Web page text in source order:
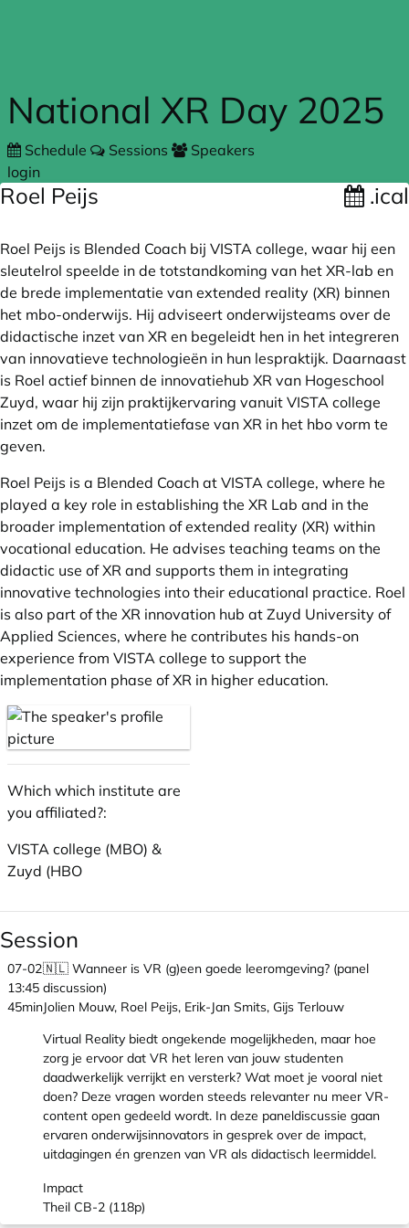
National XR Day 2025
Schedule Sessions
Speakers
login
Roel Peijs .ical
Roel Peijs is Blended Coach bij VISTA college, waar hij een
sleutelrol speelde in de totstandkoming van het XR-lab en
de brede implementatie van extended reality (XR) binnen
het mbo-onderwijs. Hij adviseert onderwijsteams over de
didactische inzet van XR en begeleidt hen in het integreren
van innovatieve technologieën in hun lespraktijk. Daarnaast
is Roel actief binnen de innovatiehub XR van Hogeschool
Zuyd, waar hij zijn praktijkervaring vanuit VISTA college
inzet om de implementatiefase van XR in het hbo vorm te
geven.
Roel Peijs is a Blended Coach at VISTA college, where he
played a key role in establishing the XR Lab and in the
broader implementation of extended reality (XR) within
vocational education. He advises teaching teams on the
didactic use of XR and supports them in integrating
innovative technologies into their educational practice. Roel
is also part of the XR innovation hub at Zuyd University of
Applied Sciences, where he contributes his hands-on
experience from VISTA college to support the
implementation phase of XR in higher education.
Which which institute are
you affiliated?:
VISTA college (MBO) &
Zuyd (HBO
Session
07-02
13:45
45min
🇳🇱 Wanneer is VR (g)een goede leeromgeving? (panel
discussion)
Jolien Mouw, Roel Peijs, Erik-Jan Smits, Gijs Terlouw
Virtual Reality biedt ongekende mogelijkheden, maar hoe
zorg je ervoor dat VR het leren van jouw studenten
daadwerkelijk verrijkt en versterk? Wat moet je vooral niet
doen? Deze vragen worden steeds relevanter nu meer VR-
content open gedeeld wordt. In deze paneldiscussie gaan
ervaren onderwijsinnovators in gesprek over de impact,
uitdagingen én grenzen van VR als didactisch leermiddel.
Impact
Theil CB-2 (118p)